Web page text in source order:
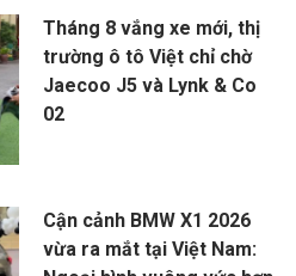
Tháng 8 vắng xe mới, thị
trường ô tô Việt chỉ chờ
Jaecoo J5 và Lynk & Co
02
Cận cảnh BMW X1 2026
vừa ra mắt tại Việt Nam: